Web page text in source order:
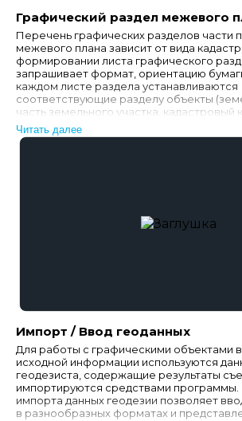
Графический раздел межевого
Перечень графических разделов части
межевого плана зависит от вида
формировании листа графического
запрашивает формат, ориентацию
каждом листе раздела устанавливаются
соответствующие разделу объекты
часть земельного участка, кадастровый
также редактируемая таблица условных
Читать далее
Импорт / Ввод геоданных
Для работы с графическими объектами
исходной информации используются
геодезиста, содержащие результаты
импортируются средствами
импорта данных геодезии позволяет
в разнообразных форматах и